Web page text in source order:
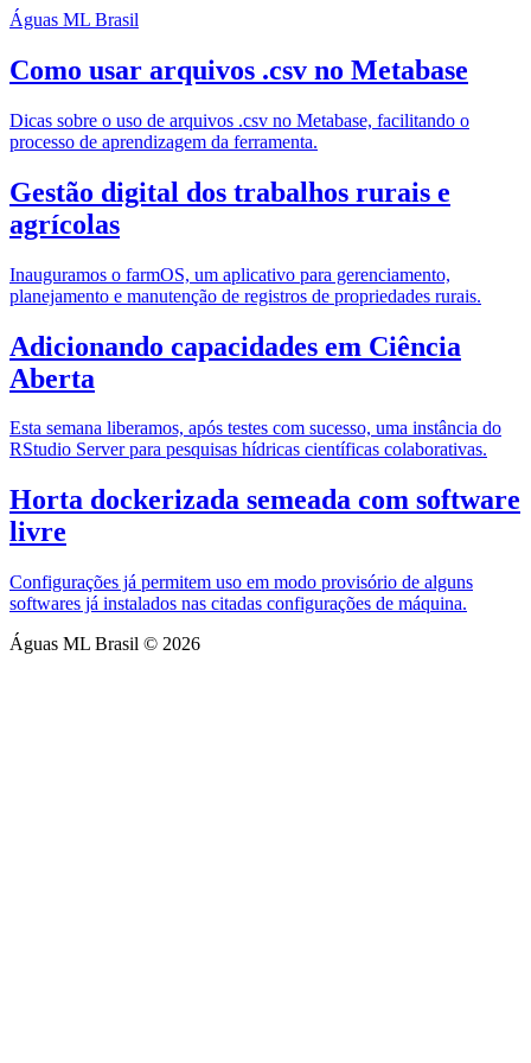
Águas ML Brasil
Como usar arquivos .csv no Metabase
Dicas sobre o uso de arquivos .csv no Metabase, facilitando o
processo de aprendizagem da ferramenta.
Gestão digital dos trabalhos rurais e
agrícolas
Inauguramos o farmOS, um aplicativo para gerenciamento,
planejamento e manutenção de registros de propriedades rurais.
Adicionando capacidades em Ciência
Aberta
Esta semana liberamos, após testes com sucesso, uma instância do
RStudio Server para pesquisas hídricas científicas colaborativas.
Horta dockerizada semeada com software
livre
Configurações já permitem uso em modo provisório de alguns
softwares já instalados nas citadas configurações de máquina.
Águas ML Brasil © 2026